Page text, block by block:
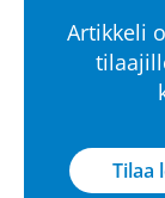
Artikkeli
Tilaa